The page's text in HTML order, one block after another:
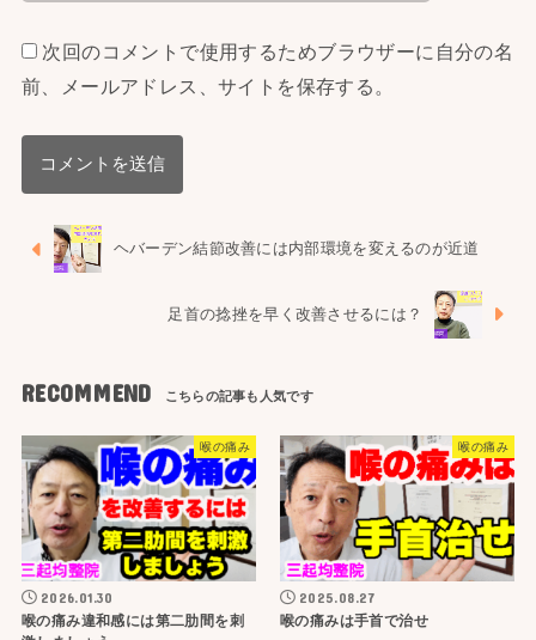
次回のコメントで使用するためブラウザーに自分の名
前、メールアドレス、サイトを保存する。
ヘバーデン結節改善には内部環境を変えるのが近道
足首の捻挫を早く改善させるには？
RECOMMEND
喉の痛み
2026.01.30
喉の痛み違和感には第二肋間を刺
喉の痛み
2025.08.27
喉の痛みは手首で治せ